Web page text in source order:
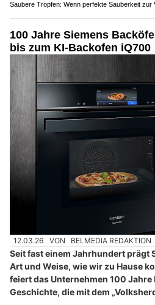
Saubere Tropfen: Wenn perfekte Sauberkeit zur
100 Jahre Siemens
bis zum KI-Backofen iQ700
12.03.26 VON BELMEDIA REDAKTION
Seit fast einem Jahrhundert prägt
Art und Weise, wie wir zu Hause
feiert das Unternehmen 100 Jahre
Geschichte, die mit dem